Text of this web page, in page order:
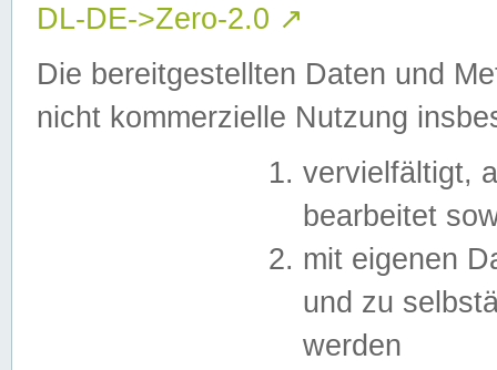
DL-DE->Zero-2.0 ↗
Die bereitgestellten Daten und
nicht kommerzielle Nutzung
vervielfältigt,
bearbeitet
mit eigenen
und zu
werden